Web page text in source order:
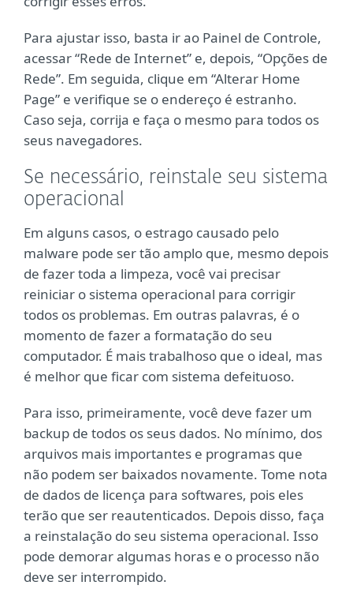
Para ajustar isso, basta ir ao Painel de Controle,
acessar “Rede de Internet” e, depois, “Opções de
Rede”. Em seguida, clique em “Alterar Home
Page” e verifique se o endereço é estranho.
Caso seja, corrija e faça o mesmo para todos os
seus navegadores.
Se necessário, reinstale seu sistema
operacional
Em alguns casos, o estrago causado pelo
malware pode ser tão amplo que, mesmo depois
de fazer toda a limpeza, você vai precisar
reiniciar o sistema operacional para corrigir
todos os problemas. Em outras palavras, é o
momento de fazer a formatação do seu
computador. É mais trabalhoso que o ideal, mas
é melhor que ficar com sistema defeituoso.
Para isso, primeiramente, você deve fazer um
backup de todos os seus dados. No mínimo, dos
arquivos mais importantes e programas que
não podem ser baixados novamente. Tome nota
de dados de licença para softwares, pois eles
terão que ser reautenticados. Depois disso, faça
a reinstalação do seu sistema operacional. Isso
pode demorar algumas horas e o processo não
deve ser interrompido.